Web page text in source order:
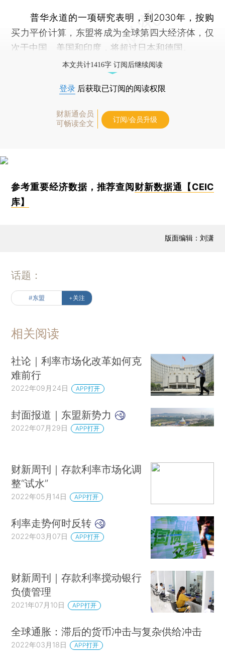
普华永道的一项研究表明，到2030年，按购
买力平价计算，东盟将成为全球第四大经济体，仅
次于中国、美国和印度，将超过日本和德国。
本文共计1416字 订阅后继续阅读
登录 后获取已订阅的阅读权限
财新通会员
可畅读全文
订阅/会员升级
参考重要经济数据，推荐查阅 财新数据通【CEIC
库】
版面编辑：刘潇
话题：
#东盟 +关注
相关阅读
社论｜利率市场化改革如何克
难前行
2022年09月24日 APP打开
封面报道｜东盟新势力
2022年07月29日 APP打开
财新周刊｜存款利率市场化调
整“试水”
2022年05月14日 APP打开
利率走势何时反转
2022年03月07日 APP打开
财新周刊｜存款利率搅动银行
负债管理
2021年07月10日 APP打开
全球通胀：滞后的货币冲击与复杂供给冲击
2022年03月18日 APP打开